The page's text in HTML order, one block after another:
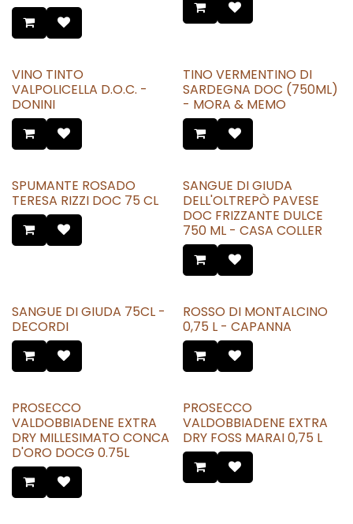
VINO TINTO
VALPOLICELLA D.O.C. -
DONINI
TINO VERMENTINO DI
SARDEGNA DOC (750ML)
- MORA & MEMO
SPUMANTE ROSADO
TERESA RIZZI DOC 75 CL
SANGUE DI GIUDA
DELL'OLTREPÒ PAVESE
DOC FRIZZANTE DULCE
750 ML - CASA COLLER
SANGUE DI GIUDA 75CL -
DECORDI
ROSSO DI MONTALCINO
0,75 L - CAPANNA
PROSECCO
VALDOBBIADENE EXTRA
DRY MILLESIMATO CONCA
D'ORO DOCG 0.75L
PROSECCO
VALDOBBIADENE EXTRA
DRY FOSS MARAI 0,75 L